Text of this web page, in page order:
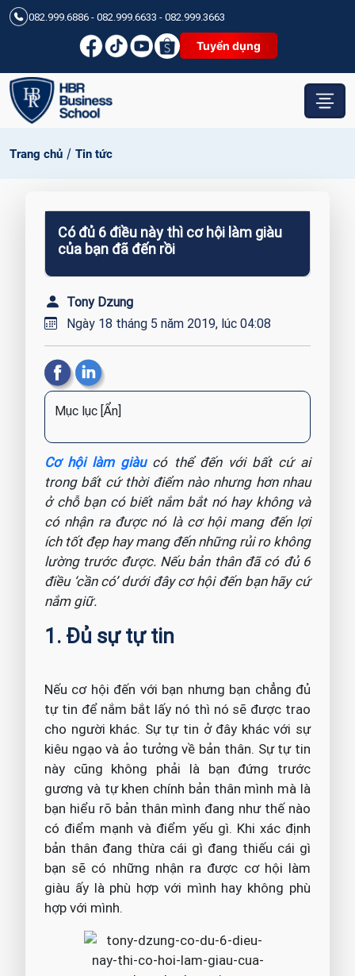
082.999.6886 - 082.999.6633 - 082.999.3663
Tuyển dụng
Trang chủ / Tin tức
Có đủ 6 điều này thì cơ hội làm giàu
của bạn đã đến rồi
Tony Dzung
Ngày 18 tháng 5 năm 2019, lúc 04:08
Mục lục [Ẩn]
Cơ hội làm giàucó thể đến với bất cứ ai
trong bất cứ thời điểm nào nhưng hơn nhau
ở chỗ bạn có biết nắm bắt nó hay không và
có nhận ra được nó là cơ hội mang đến lợi
ích tốt đẹp hay mang đến những rủi ro không
lường trước được. Nếu bản thân đã có đủ 6
điều ‘cần có’ dưới đây cơ hội đến bạn hãy cứ
nắm giữ.
1. Đủ sự tự tin
Nếu cơ hội đến với bạn nhưng bạn chẳng đủ
tự tin để nắm bắt lấy nó thì nó sẽ được trao
cho người khác. Sự tự tin ở đây khác với sự
kiêu ngạo và ảo tưởng về bản thân. Sự tự tin
này cũng không phải là bạn đứng trước
gương và tự khen chính bản thân mình mà là
bạn hiểu rõ bản thân mình đang như thế nào
có điểm mạnh và điểm yếu gì. Khi xác định
bản thân đang thừa cái gì đang thiếu cái gì
bạn sẽ có những nhận ra được cơ hội làm
giàu ấy là phù hợp với mình hay không phù
hợp với mình.